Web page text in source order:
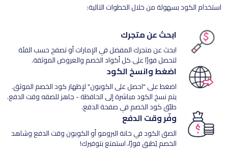
استخدام الكود بسهولة من خلال الخطوات التالية:
ابحث عن متجرك
ابحث عن متجرك المفضل في الإمارات أو تصفح حسب الفئة
لتحصل فورًا على كل أكواد الخصم والعروض الموثقة.
اضغط وانسخ الكود
اضغط على "احصل على الكوبون" لإظهار كود الخصم الموثق.
يتم نسخ الكود مباشرة إلى الحافظة - جاهز للصقه وقت الدفع.
طبّق كود الخصم في صفحة الدفع.
وفّر وقت الدفع
الصق الكود في خانة البرومو أو الكوبون وقت الدفع وشاهد
الخصم يُطبق فورًا، استمتع بتوفيرك!